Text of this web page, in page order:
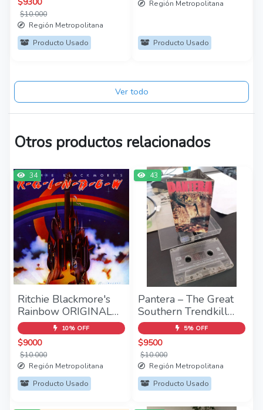
$10.000
Región Metropolitana
Producto Usado
Región Metropolitana
Producto Usado
Ver todo
Otros productos relacionados
34
Ritchie Blackmore's
Rainbow ORIGINAL
RECORDING
REMASTERED 1CD
10% OFF
$9000
$10.000
Región Metropolitana
Producto Usado
43
Pantera – The Great
Southern Trendkill
Cassette
5% OFF
$9500
$10.000
Región Metropolitana
Producto Usado